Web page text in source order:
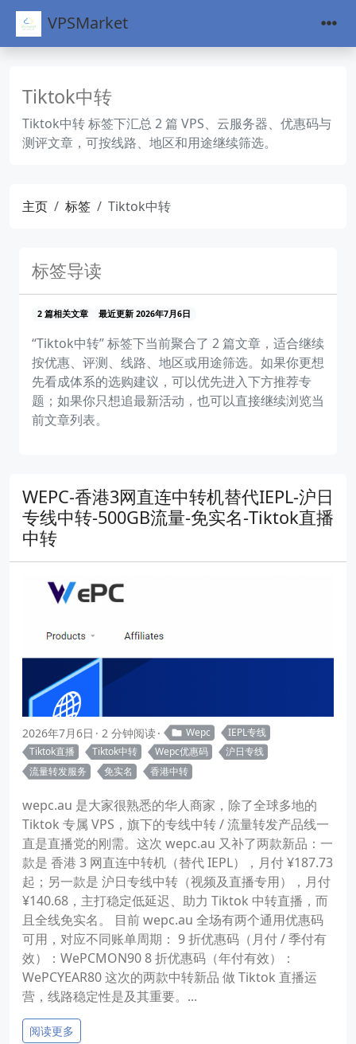
VPSMarket
Tiktok中转
Tiktok中转 标签下汇总 2 篇 VPS、云服务器、优惠码与
测评文章，可按线路、地区和用途继续筛选。
主页 标签 Tiktok中转
标签导读
2 篇相关文章 最近更新 2026年7月6日
“Tiktok中转” 标签下当前聚合了 2 篇文章，适合继续
按优惠、评测、线路、地区或用途筛选。如果你更想
先看成体系的选购建议，可以优先进入下方推荐专
题；如果你只想追最新活动，也可以直接继续浏览当
前文章列表。
WEPC-香港3网直连中转机替代IEPL-沪日
专线中转-500GB流量-免实名-Tiktok直播
中转
2026年7月6日 2 分钟阅读 Wepc
IEPL专线
Tiktok直播
Tiktok中转 Wepc优惠码
沪日专线
流量转发服务
免实名 香港中转
wepc.au 是大家很熟悉的华人商家，除了全球多地的
Tiktok 专属 VPS，旗下的专线中转 / 流量转发产品线一
直是直播党的刚需。这次 wepc.au 又补了两款新品：一
款是 香港 3 网直连中转机（替代 IEPL），月付 ¥187.73
起；另一款是 沪日专线中转（视频及直播专用），月付
¥140.68，主打稳定低延迟、助力 Tiktok 中转直播，而
且全线免实名。 目前 wepc.au 全场有两个通用优惠码
可用，对应不同账单周期： 9 折优惠码（月付 / 季付有
效）：WePCMON90 8 折优惠码（年付有效）：
WePCYEAR80 这次的两款中转新品 做 Tiktok 直播运
营，线路稳定性是及其重要。...
阅读更多